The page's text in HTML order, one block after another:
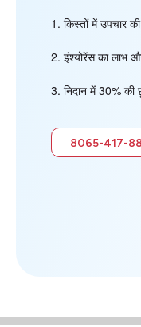
किस्तों में उपचार
इंश्योरेंस का लाभ
निदान में 30% की
8065-417-